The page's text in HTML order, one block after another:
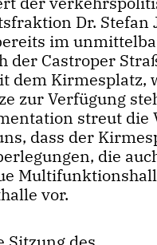
Dr. Stefan
im
der Castroper
dem Kirmesplatz,
zur Verfügung
streut die
dass der
die
vor.